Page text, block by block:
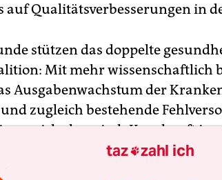
auf Qualitätsverbesserungen in
stützen das doppelte
Mit mehr wissenschaftlich
Ausgabenwachstum der
zugleich bestehende
sich chronisch Kranke oft in
Dem soll durch
und kontinuierliche
taz zahl ich